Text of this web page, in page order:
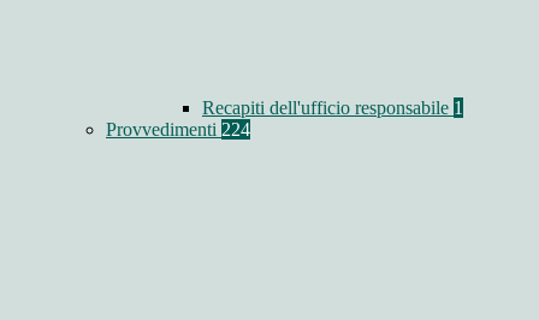
Recapiti dell'ufficio responsabile 1
Provvedimenti 224